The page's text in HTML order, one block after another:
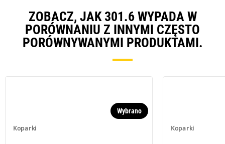
ZOBACZ, JAK 301.6 WYPADA W
PORÓWNANIU Z INNYMI CZĘSTO
PORÓWNYWANYMI PRODUKTAMI.
Koparki
Wybrano
Koparki